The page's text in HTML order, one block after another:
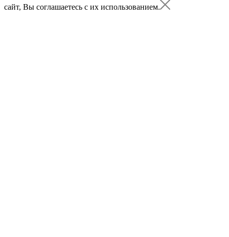
сайт, Вы соглашаетесь с их использованием.